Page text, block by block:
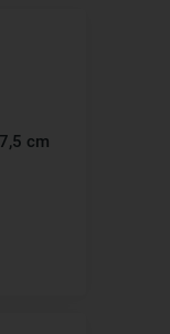
cm